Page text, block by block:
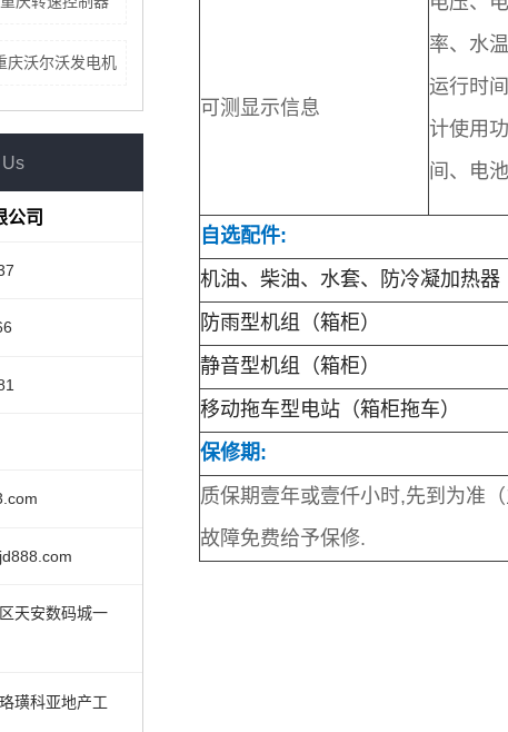
庆沃尔沃发电机
公司
天安数码城一
璜科亚地产工
可测显示信息
率、水
运行时
计使用
间、电
自选配件:
机油、柴油、水套、防冷凝加热器
防雨型机组（箱柜）
静音型机组（箱柜）
移动拖车型电站（箱柜拖车）
保修期:
质保期壹年或壹仟小时,先到为准
故障免费给予保修.